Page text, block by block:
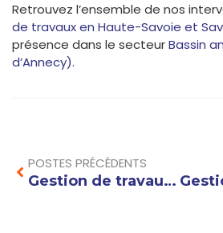
Retrouvez l’ensemble de nos
de travaux en Haute-Savoie et
présence dans le secteurBassin
d’Annecy).
POSTES PRÉCÉDENTS
Gestion de travaux à Ferney-Voltaire : gagnez du temps, nous gérons votre chantier